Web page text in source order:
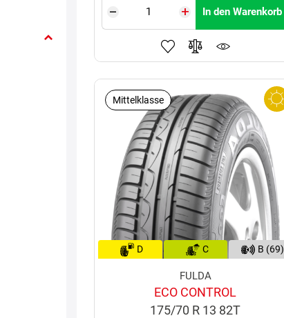
In den Warenkorb
Mittelklasse
D C B (69)
FULDA
ECO CONTROL
175/70 R 13 82T